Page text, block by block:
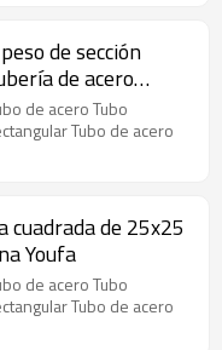
de sección
de acero
de acero Tubo
Tubo de acero
cuadrada de 25x25
Youfa
de acero Tubo
Tubo de acero